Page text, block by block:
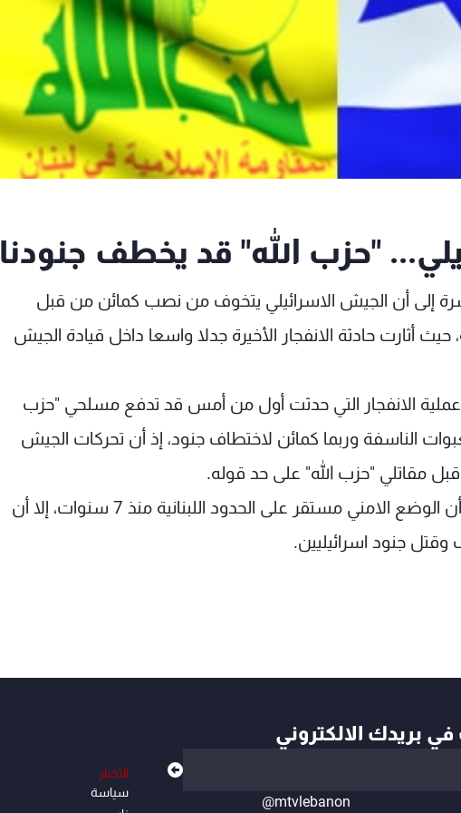
"حزب الله" قد يخطف جنودنا
إلى أن الجيش الاسرائيلي يتخوف من نصب كمائن من قبل
حيث أثارت حادثة الانفجار الأخيرة جدلا واسعا داخل قيادة الجيش
عملية الانفجار التي حدثت أول من أمس قد تدفع مسلحي "حزب
الناسفة وربما كمائن لاختطاف جنود، إذ أن تحركات الجيش
مقاتلي "حزب الله" على حد قوله.
ولفت إلى أنه وعلى الرغم من أن الوضع الامني مستقر على الحدود اللبنانية منذ 7 سنوات، إلا أن
جنود اسرائيليين.
في بريدك الالكتروني
@mtvlebanon
الأخبار
سياسة